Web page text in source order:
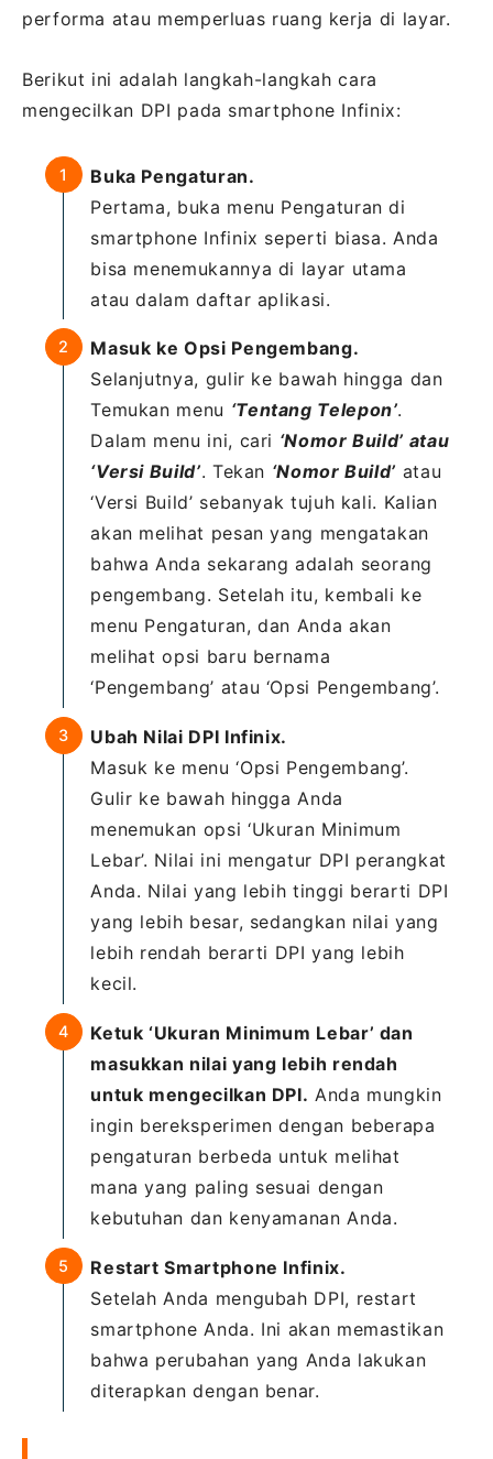
performa atau memperluas ruang kerja di layar.
Berikut ini adalah langkah-langkah cara
mengecilkan DPI pada smartphone Infinix:
Buka Pengaturan.
Pertama, buka menu Pengaturan di
smartphone Infinix seperti biasa. Anda
bisa menemukannya di layar utama
atau dalam daftar aplikasi.
Masuk ke Opsi Pengembang.
Selanjutnya, gulir ke bawah hingga dan
Temukan menu ‘Tentang Telepon’.
Dalam menu ini, cari ‘Nomor Build’ atau
‘Versi Build’. Tekan ‘Nomor Build’ atau
‘Versi Build’ sebanyak tujuh kali. Kalian
akan melihat pesan yang mengatakan
bahwa Anda sekarang adalah seorang
pengembang. Setelah itu, kembali ke
menu Pengaturan, dan Anda akan
melihat opsi baru bernama
‘Pengembang’ atau ‘Opsi Pengembang’.
Ubah Nilai DPI Infinix.
Masuk ke menu ‘Opsi Pengembang’.
Gulir ke bawah hingga Anda
menemukan opsi ‘Ukuran Minimum
Lebar’. Nilai ini mengatur DPI perangkat
Anda. Nilai yang lebih tinggi berarti DPI
yang lebih besar, sedangkan nilai yang
lebih rendah berarti DPI yang lebih
kecil.
Ketuk ‘Ukuran Minimum Lebar’ dan
masukkan nilai yang lebih rendah
untuk mengecilkan DPI. Anda mungkin
ingin bereksperimen dengan beberapa
pengaturan berbeda untuk melihat
mana yang paling sesuai dengan
kebutuhan dan kenyamanan Anda.
Restart Smartphone Infinix.
Setelah Anda mengubah DPI, restart
smartphone Anda. Ini akan memastikan
bahwa perubahan yang Anda lakukan
diterapkan dengan benar.